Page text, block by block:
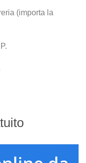
(importa la